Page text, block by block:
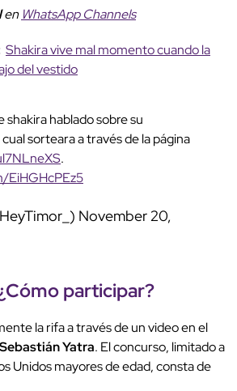
en WhatsApp Channels
Shakira vive mal momento cuando la
del vestido
shakira hablado sobre su
sorteara a través de la página
.
EiHGHcPEz5
November 20,
participar?
la rifa a través de un video en el
Sebastián Yatra. El concurso, limitado a
Unidos mayores de edad, consta de